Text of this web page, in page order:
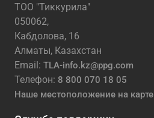
ТОО "Тиккурила"
050062,
Кабдолова, 16
Алматы, Казахстан
Email: TLA-info.kz@ppg.com
Телефон: 8 800 070 18 05
Наше местоположение на карте